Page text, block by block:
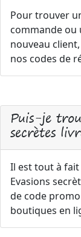
Pour trouver
commande ou
nouveau
nos codes de
Puis-je
secrètes
Il est tout à
Evasions
de code
boutiques en